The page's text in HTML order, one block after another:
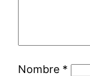
Nombre *